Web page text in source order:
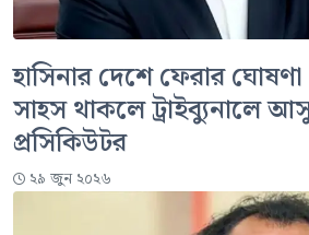
হাসিনার দেশে ফেরার ঘোষণা
সাহস থাকলে ট্রাইব্যুনালে
প্রসিকিউটর
২৯ জুন ২০২৬